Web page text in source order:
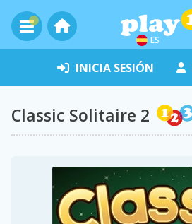
ES
INICIA SESIÓN
Classic Solitaire 2